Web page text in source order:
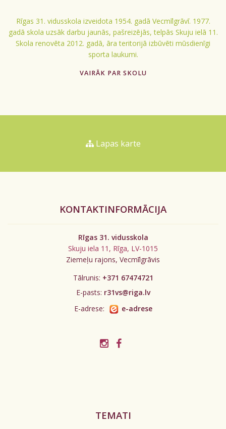
Rīgas 31. vidusskola izveidota 1954. gadā Vecmīlgrāvī. 1977.
gadā skola uzsāk darbu jaunās, pašreizējās, telpās Skuju ielā 11.
Skola renovēta 2012. gadā, āra teritorijā izbūvēti mūsdienīgi
sporta laukumi.
VAIRĀK PAR SKOLU
Lapas karte
KONTAKTINFORMĀCIJA
Rīgas 31. vidusskola
Skuju iela 11, Rīga, LV-1015
Ziemeļu rajons, Vecmīlgrāvis
Tālrunis: +371 67474721
E-pasts: r31vs@riga.lv
E-adrese:
e-adrese
TEMATI